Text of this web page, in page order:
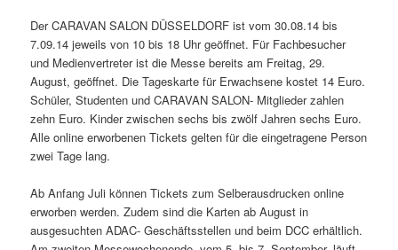
Der CARAVAN SALON DÜSSELDORF ist vom 30.08.14 bis
7.09.14 jeweils von 10 bis 18 Uhr geöffnet. Für Fachbesucher
und Medienvertreter ist die Messe bereits am Freitag, 29.
August, geöffnet. Die Tageskarte für Erwachsene kostet 14 Euro.
Schüler, Studenten und CARAVAN SALON- Mitglieder zahlen
zehn Euro. Kinder zwischen sechs bis zwölf Jahren sechs Euro.
Alle online erworbenen Tickets gelten für die eingetragene Person
zwei Tage lang.
Ab Anfang Juli können Tickets zum Selberausdrucken online
erworben werden. Zudem sind die Karten ab August in
ausgesuchten ADAC- Geschäftsstellen und beim DCC erhältlich.